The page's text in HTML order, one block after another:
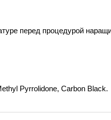
перед процедурой
Pyrrolidone, Carbon Black.